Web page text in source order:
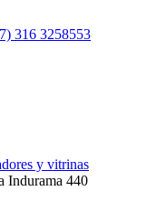
316 3258553
y vitrinas
Indurama 440